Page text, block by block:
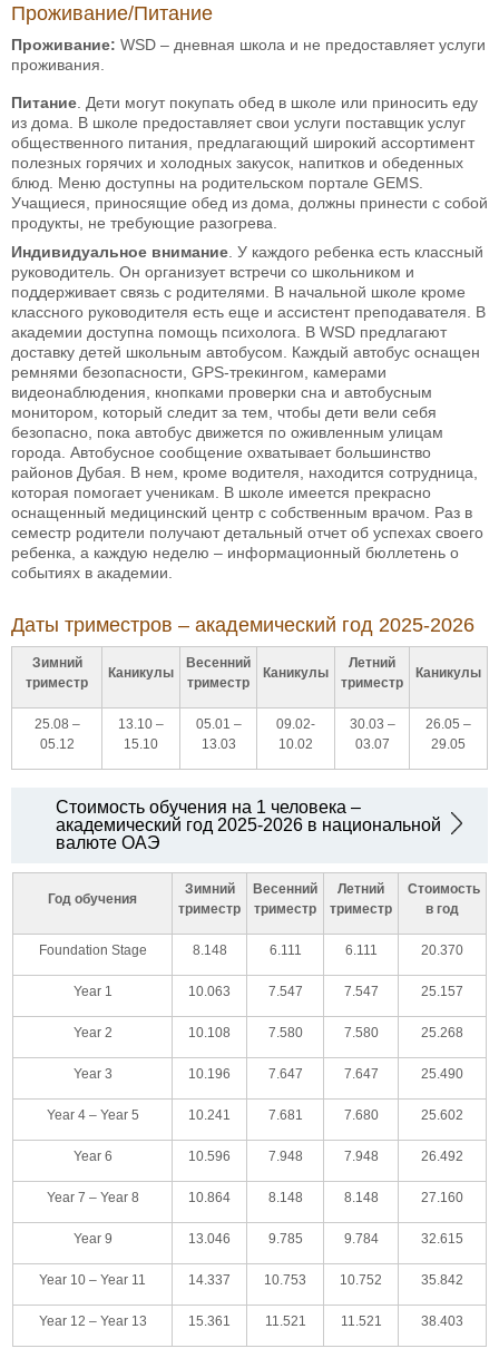
Проживание/Питание
Проживание: WSD – дневная школа и не предоставляет услуги
проживания.
Питание . Дети могут покупать обед в школе или приносить еду
из дома. В школе предоставляет свои услуги поставщик услуг
общественного питания, предлагающий широкий ассортимент
полезных горячих и холодных закусок, напитков и обеденных
блюд. Меню доступны на родительском портале GEMS.
Учащиеся, приносящие обед из дома, должны принести с собой
продукты, не требующие разогрева.
Индивидуальное внимание . У каждого ребенка есть классный
руководитель. Он организует встречи со школьником и
поддерживает связь с родителями. В начальной школе кроме
классного руководителя есть еще и ассистент преподавателя. В
академии доступна помощь психолога. В WSD предлагают
доставку детей школьным автобусом. Каждый автобус оснащен
ремнями безопасности, GPS-трекингом, камерами
видеонаблюдения, кнопками проверки сна и автобусным
монитором, который следит за тем, чтобы дети вели себя
безопасно, пока автобус движется по оживленным улицам
города. Автобусное сообщение охватывает большинство
районов Дубая. В нем, кроме водителя, находится сотрудница,
которая помогает ученикам. В школе имеется прекрасно
оснащенный медицинский центр с собственным врачом. Раз в
семестр родители получают детальный отчет об успехах своего
ребенка, а каждую неделю – информационный бюллетень о
событиях в академии.
Даты триместров – академический год 2025-2026
Зимний
триместр
Каникулы
Весенний
триместр
Каникулы
Летний
триместр
Каникулы
25.08 –
05.12
13.10 –
15.10
05.01 –
13.03
09.02-
10.02
30.03 –
03.07
26.05 –
29.05
Стоимость обучения на 1 человека –
академический год 2025-2026 в национальной
валюте ОАЭ
Год обучения
Зимний
триместр
Весенний
триместр
Летний
триместр
Стоимость
в год
Foundation Stage 8.148 6.111 6.111 20.370
Year 1 10.063 7.547 7.547 25.157
Year 2 10.108 7.580 7.580 25.268
Year 3 10.196 7.647 7.647 25.490
Year 4 – Year 5 10.241 7.681 7.680 25.602
Year 6 10.596 7.948 7.948 26.492
Year 7 – Year 8 10.864 8.148 8.148 27.160
Year 9 13.046 9.785 9.784 32.615
Year 10 – Year 11 14.337 10.753 10.752 35.842
Year 12 – Year 13 15.361 11.521 11.521 38.403